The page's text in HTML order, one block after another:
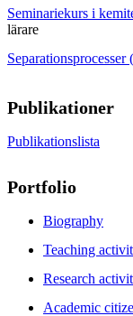
Seminariekurs i
lärare
Publikationer
Publikationslista
Portfolio
Biography
Teaching
Research
Academic